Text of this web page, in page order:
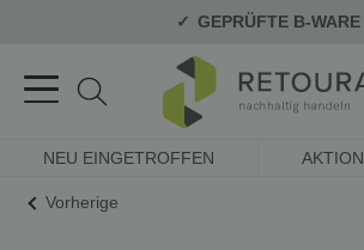
GEPRÜFTE B-WARE
NEU EINGETROFFEN AKTION
Vorherige